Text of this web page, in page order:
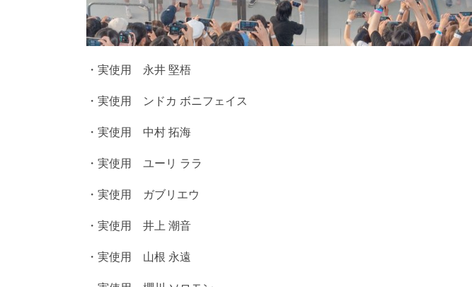
・実使用 永井 堅梧
・実使用 ンドカ ボニフェイス
・実使用 中村 拓海
・実使用 ユーリ ララ
・実使用 ガブリエウ
・実使用 井上 潮音
・実使用 山根 永遠